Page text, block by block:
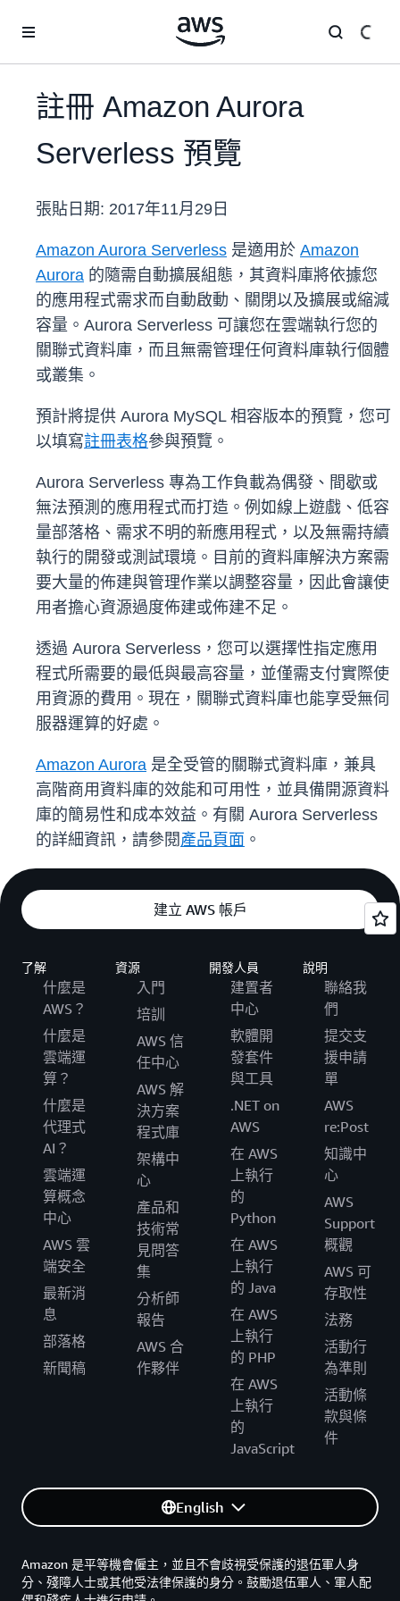
註冊 Amazon Aurora
Serverless 預覽
張貼日期: 2017年11月29日
Amazon Aurora Serverless 是適用於 Amazon
Aurora 的隨需自動擴展組態，其資料庫將依據您
的應用程式需求而自動啟動、關閉以及擴展或縮減
容量。Aurora Serverless 可讓您在雲端執行您的
關聯式資料庫，而且無需管理任何資料庫執行個體
或叢集。
預計將提供 Aurora MySQL 相容版本的預覽，您可
以填寫註冊表格參與預覽。
Aurora Serverless 專為工作負載為偶發、間歇或
無法預測的應用程式而打造。例如線上遊戲、低容
量部落格、需求不明的新應用程式，以及無需持續
執行的開發或測試環境。目前的資料庫解決方案需
要大量的佈建與管理作業以調整容量，因此會讓使
用者擔心資源過度佈建或佈建不足。
透過 Aurora Serverless，您可以選擇性指定應用
程式所需要的最低與最高容量，並僅需支付實際使
用資源的費用。現在，關聯式資料庫也能享受無伺
服器運算的好處。
Amazon Aurora 是全受管的關聯式資料庫，兼具
高階商用資料庫的效能和可用性，並具備開源資料
庫的簡易性和成本效益。有關 Aurora Serverless
的詳細資訊，請參閱產品頁面 。
建立 AWS 帳戶
了解
什麼是
AWS？
什麼是
雲端運
算？
什麼是
代理式
AI？
雲端運
算概念
中心
AWS 雲
端安全
最新消
息
部落格
新聞稿
資源
入門
培訓
AWS 信
任中心
AWS 解
決方案
程式庫
架構中
心
產品和
技術常
見問答
集
分析師
報告
AWS 合
作夥伴
開發人員
建置者
中心
軟體開
發套件
與工具
.NET on
AWS
在 AWS
上執行
的
Python
在 AWS
上執行
的 Java
在 AWS
上執行
的 PHP
在 AWS
上執行
的
JavaScript
說明
聯絡我
們
提交支
援申請
單
AWS
re:Post
知識中
心
AWS
Support
概觀
AWS 可
存取性
法務
活動行
為準則
活動條
款與條
件
English
Amazon 是平等機會僱主，並且不會歧視受保護的退伍軍人身
分、殘障人士或其他受法律保護的身分。鼓勵退伍軍人、軍人配